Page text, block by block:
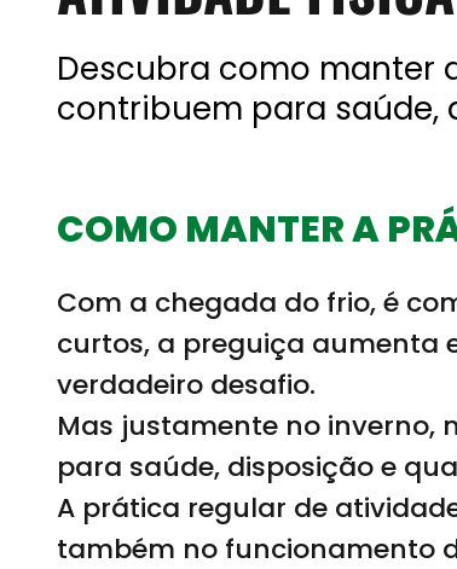
Descubra como manter
contribuem para saúde,
COMO MANTER A
Com a chegada do frio, é
curtos, a preguiça aumenta
verdadeiro desafio.
Mas justamente no inverno,
para saúde, disposição e
A prática regular de
também no funcionamento